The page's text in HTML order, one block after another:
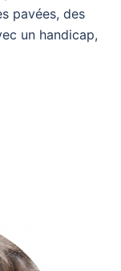
pavées, des
un handicap,